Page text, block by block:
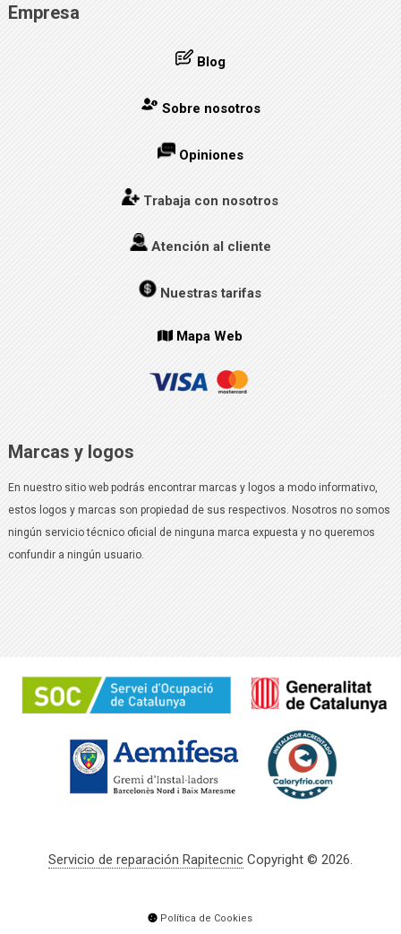
Empresa
Blog
Sobre nosotros
Opiniones
Trabaja con nosotros
Atención al cliente
Nuestras tarifas
Mapa Web
Marcas y logos
En nuestro sitio web podrás encontrar marcas y logos a modo informativo,
estos logos y marcas son propiedad de sus respectivos. Nosotros no somos
ningún servicio técnico oficial de ninguna marca expuesta y no queremos
confundir a ningún usuario.
Servicio de reparación RapitecnicCopyright © 2026.
Política de Cookies